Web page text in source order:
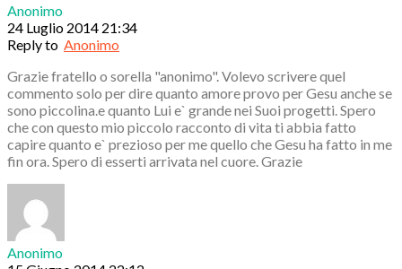
Anonimo
24 Luglio 2014 21:34
Reply to Anonimo
Grazie fratello o sorella "anonimo". Volevo scrivere quel
commento solo per dire quanto amore provo per Gesu anche se
sono piccolina.e quanto Lui e` grande nei Suoi progetti. Spero
che con questo mio piccolo racconto di vita ti abbia fatto
capire quanto e` prezioso per me quello che Gesu ha fatto in me
fin ora. Spero di esserti arrivata nel cuore. Grazie
Anonimo